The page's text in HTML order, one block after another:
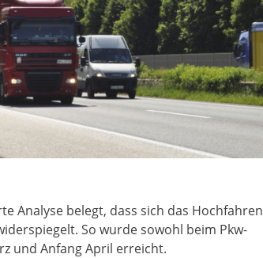
Analyse belegt, dass sich das Hochfahren
So wurde sowohl beim Pkw-
und Anfang April erreicht.